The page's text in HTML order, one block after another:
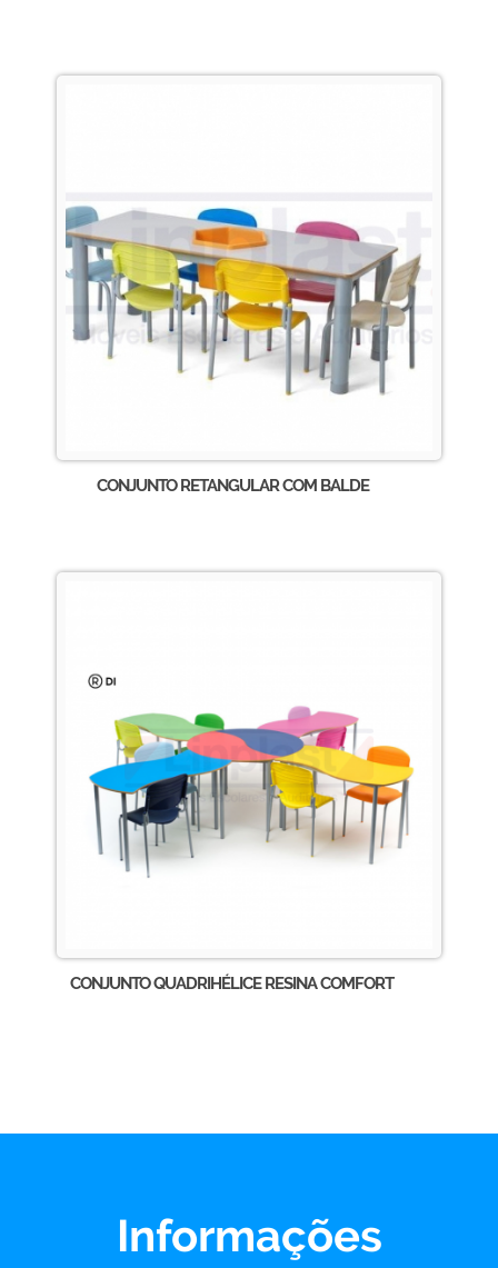
CONJUNTO RETANGULAR COM BALDE
CONJUNTO QUADRIHÉLICE RESINA COMFORT
Informações